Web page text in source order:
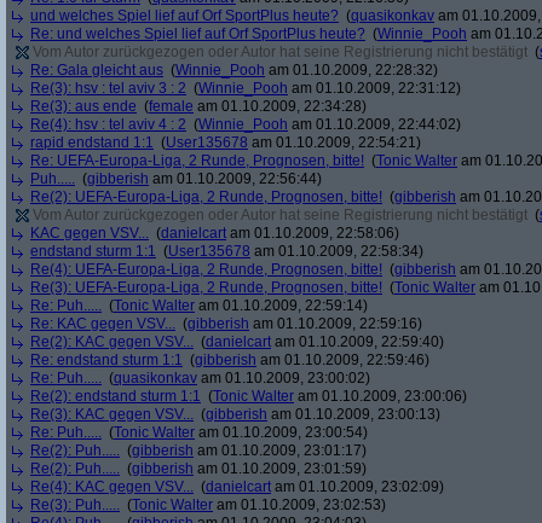
und welches Spiel lief auf Orf SportPlus heute? (quasikonkav am
Re: und welches Spiel lief auf Orf SportPlus heute? (Winnie_Pooh am
Vom Autor zurückgezogen oder Autor hat seine Registrierung nicht bestätigt (
Re: Gala gleicht aus (Winnie_Pooh am 01.10.2009, 22:28:32)
Re(3): hsv : tel aviv 3 : 2 (Winnie_Pooh am 01.10.2009, 22:31:12)
Re(3): aus ende (female am 01.10.2009, 22:34:28)
Re(4): hsv : tel aviv 4 : 2 (Winnie_Pooh am 01.10.2009, 22:44:02)
rapid endstand 1:1 (User135678 am 01.10.2009, 22:54:21)
Re: UEFA-Europa-Liga, 2 Runde, Prognosen, bitte! (Tonic Walter am
Puh..... (gibberish am 01.10.2009, 22:56:44)
Re(2): UEFA-Europa-Liga, 2 Runde, Prognosen, bitte! (gibberish am
Vom Autor zurückgezogen oder Autor hat seine Registrierung nicht bestätigt (
KAC gegen VSV... (danielcart am 01.10.2009, 22:58:06)
endstand sturm 1:1 (User135678 am 01.10.2009, 22:58:34)
Re(4): UEFA-Europa-Liga, 2 Runde, Prognosen, bitte! (gibberish am
Re(3): UEFA-Europa-Liga, 2 Runde, Prognosen, bitte! (Tonic Walter am
Re: Puh..... (Tonic Walter am 01.10.2009, 22:59:14)
Re: KAC gegen VSV... (gibberish am 01.10.2009, 22:59:16)
Re(2): KAC gegen VSV... (danielcart am 01.10.2009, 22:59:40)
Re: endstand sturm 1:1 (gibberish am 01.10.2009, 22:59:46)
Re: Puh..... (quasikonkav am 01.10.2009, 23:00:02)
Re(2): endstand sturm 1:1 (Tonic Walter am 01.10.2009, 23:00:06)
Re(3): KAC gegen VSV... (gibberish am 01.10.2009, 23:00:13)
Re: Puh..... (Tonic Walter am 01.10.2009, 23:00:54)
Re(2): Puh..... (gibberish am 01.10.2009, 23:01:17)
Re(2): Puh..... (gibberish am 01.10.2009, 23:01:59)
Re(4): KAC gegen VSV... (danielcart am 01.10.2009, 23:02:09)
Re(3): Puh..... (Tonic Walter am 01.10.2009, 23:02:53)